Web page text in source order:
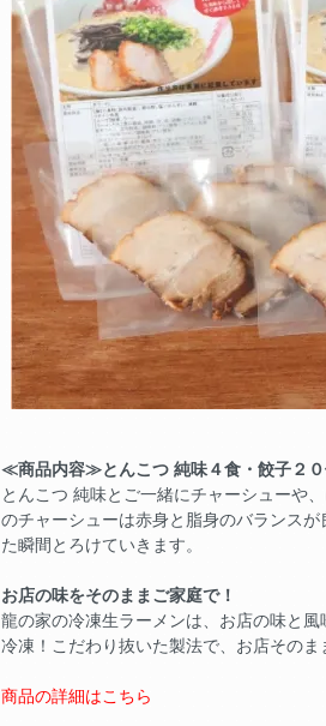
≪商品内容≫とんこつ 純味４食・餃子２０
とんこつ 純味とご一緒にチャーシューや
のチャーシューは赤身と脂身のバランス
た瞬間とろけていきます。
お店の味をそのままご家庭で！
龍の家の冷凍生ラーメンは、お店の味と
冷凍！こだわり抜いた製法で、お店そのま
商品の詳細はこちら